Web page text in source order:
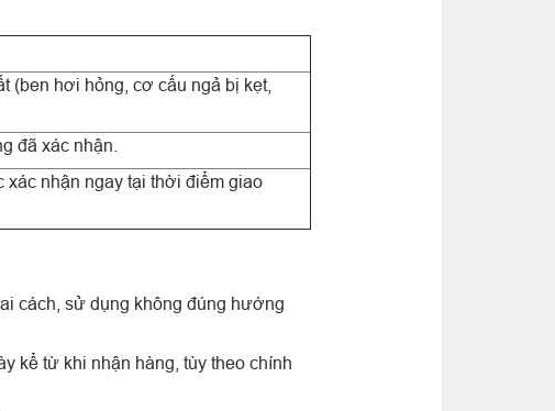
(ben hơi hỏng, cơ cấu ngả bị kẹt,
đã xác nhận.
nhận ngay tại thời điểm giao
cách, sử dụng không đúng hướng
kể từ khi nhận hàng, tùy theo chính